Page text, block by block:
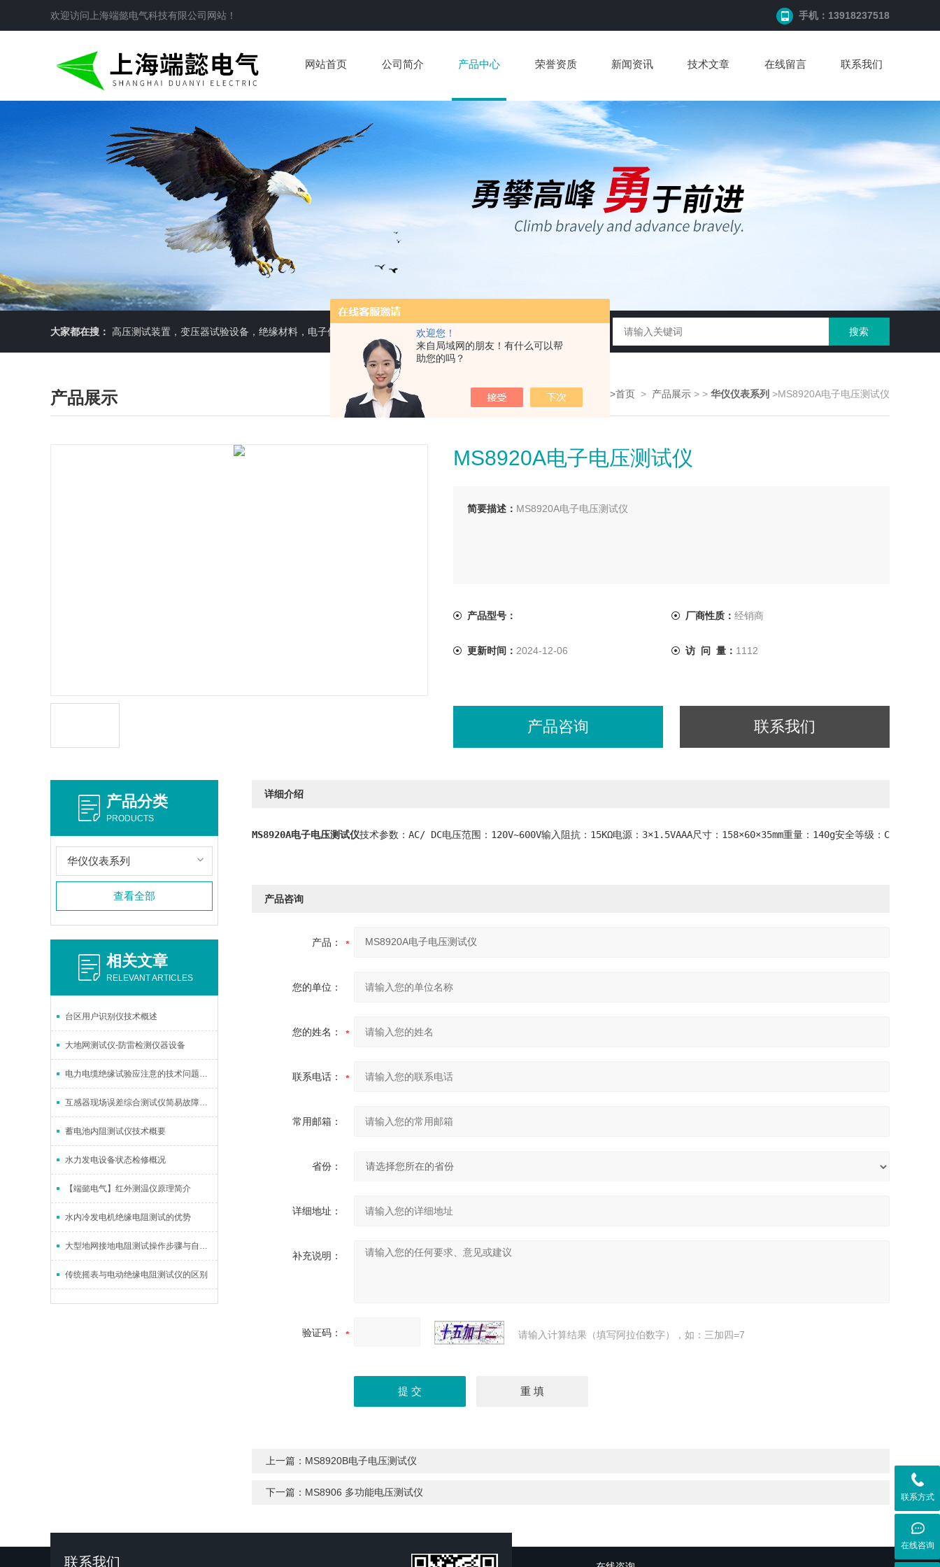
欢迎您！
来自局域网的朋友！有什么可以帮
助您的吗？
欢迎访问 上海端懿电气科技有限公司 网站！ 手机：13918237518
网站首页 公司简介 产品中心 荣誉资质 新闻资讯 技术文章 在线留言 联系我们
大家都在搜： 高压测试装置，变压器试验设备，绝缘材料，电子仪器仪表
产品展示 您现在的位置： >首页 > 产品展示 > > 华仪仪表系列 >MS8920A电子电压测试仪
MS8920A电子电压测试仪
简要描述： MS8920A电子电压测试仪
产品型号： 厂商性质： 经销商
更新时间： 2024-12-06 访 问 量： 1112
产品咨询 联系我们
产品分类
PRODUCTS
华仪仪表系列
查看全部
相关文章
RELEVANT ARTICLES
台区用户识别仪技术概述
大地网测试仪-防雷检测仪器设备
电力电缆绝缘试验应注意的技术问题（上）
互感器现场误差综合测试仪简易故障排除
蓄电池内阻测试仪技术概要
水力发电设备状态检修概况
【端懿电气】红外测温仪原理简介
水内冷发电机绝缘电阻测试的优势
大型地网接地电阻测试操作步骤与自诊说明
传统摇表与电动绝缘电阻测试仪的区别
详细介绍
MS8920A电子电压测试仪技术参数：AC/ DC电压范围：120V~600V输入阻抗：15KΩ电源：3×1.5VAAA尺寸：158×60×35mm重量：140g安全等级：CE ETL
产品咨询
产品：
您的单位：
您的姓名：
联系电话：
常用邮箱：
省份：
详细地址：
补充说明：
验证码： 请输入计算结果（填写阿拉伯数字），如：三加四=7
上一篇： MS8920B电子电压测试仪
下一篇： MS8906 多功能电压测试仪
联系我们
联系方式
在线咨询